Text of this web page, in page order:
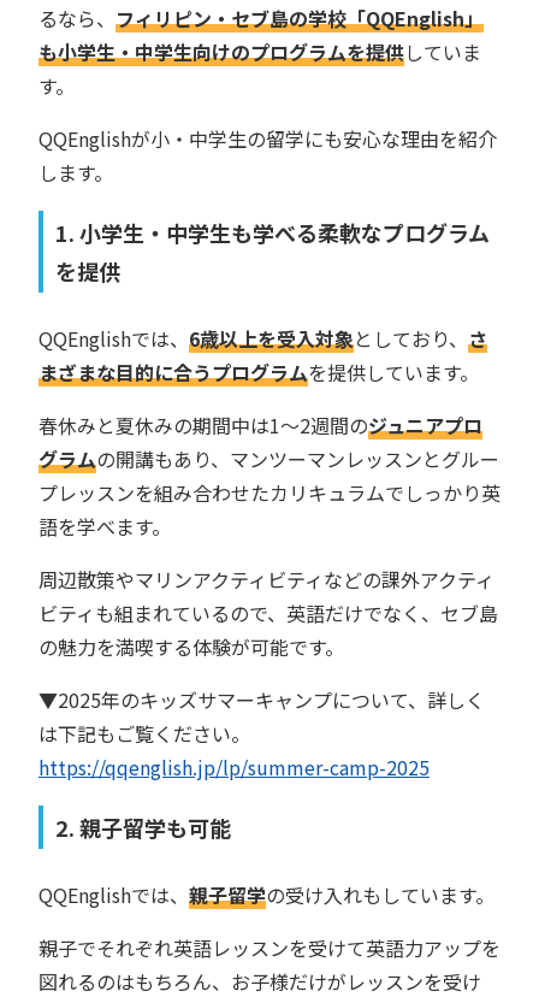
るなら、 フィリピン・セブ島の学校「QQEnglish」
も小学生・中学生向けのプログラムを提供していま
す。
QQEnglishが小・中学生の留学にも安心な理由を紹介
します。
1. 小学生・中学生も学べる柔軟なプログラム
を提供
QQEnglishでは、 6歳以上を受入対象としており、 さ
まざまな目的に合うプログラムを提供しています。
春休みと夏休みの期間中は1〜2週間のジュニアプロ
グラムの開講もあり、マンツーマンレッスンとグルー
プレッスンを組み合わせたカリキュラムでしっかり英
語を学べます。
周辺散策やマリンアクティビティなどの課外アクティ
ビティも組まれているので、英語だけでなく、セブ島
の魅力を満喫する体験が可能です。
▼2025年のキッズサマーキャンプについて、詳しく
は下記もご覧ください。
https://qqenglish.jp/lp/summer-camp-2025
2. 親子留学も可能
QQEnglishでは、 親子留学の受け入れもしています。
親子でそれぞれ英語レッスンを受けて英語力アップを
図れるのはもちろん、お子様だけがレッスンを受け